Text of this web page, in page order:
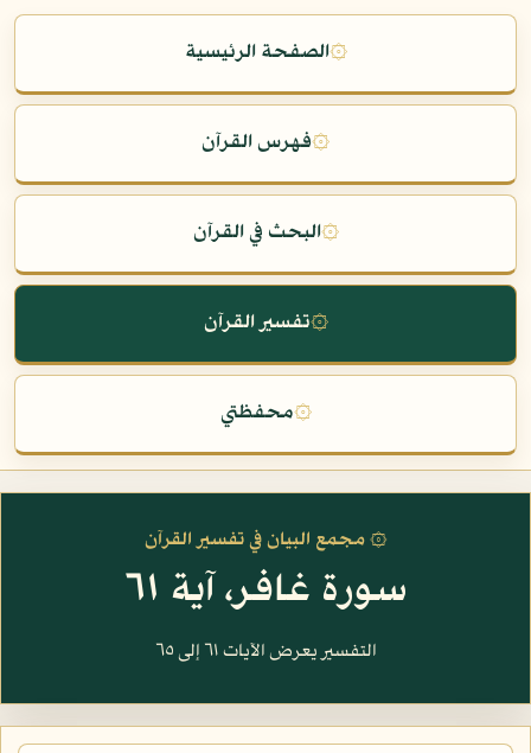
۞الصفحة الرئيسية
۞فهرس القرآن
۞البحث في القرآن
۞تفسير القرآن
۞محفظتي
۞ مجمع البيان في تفسير القرآن
سورة غافر، آية ٦١
التفسير يعرض الآيات ٦١ إلى ٦٥